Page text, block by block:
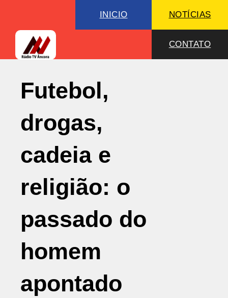
INICIO NOTÍCIAS
CONTATO
Futebol,
drogas,
cadeia e
religião: o
passado do
homem
apontado